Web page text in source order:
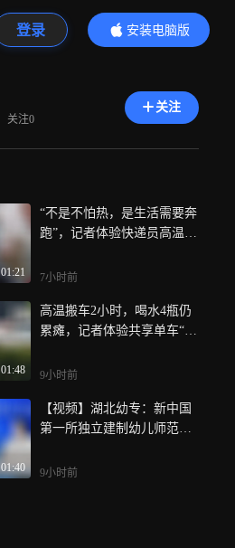
登录
安装电脑版
内容更精彩
关注0
关注
01:21
“不是不怕热，是生活需要奔
跑”，记者体验快递员高温工
服，座垫太烫用冰水快速降
7小时前
01:48
高温搬车2小时，喝水4瓶仍
累瘫，记者体验共享单车“摆
9小时前
01:40
【视频】湖北幼专：新中国
第一所独立建制幼儿师范学
9小时前